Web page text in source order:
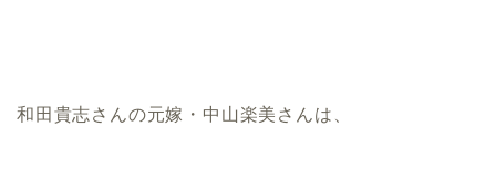
和田貴志さんの元嫁・中山楽美さんは、